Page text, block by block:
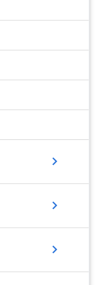
chevron_right
chevron_right
chevron_right